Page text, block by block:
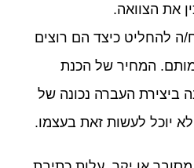
את הצוואה.
ה להחליט כיצד הם רוצים
המחיר של הכנת
ביצירת העברה נכונה של
יוכל לעשות זאת בעצמו.